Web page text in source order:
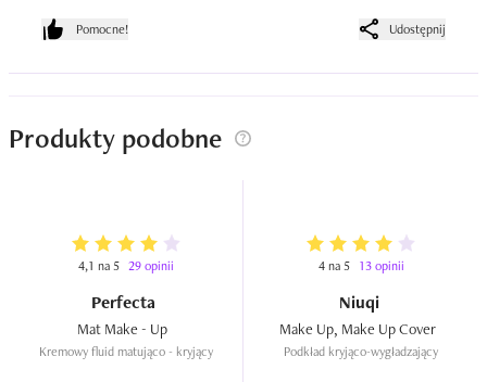
Pomocne! Udostępnij
Produkty podobne
4,1 na 5 29 opinii
Perfecta
Kremowy fluid matująco - kryjący
4 na 5 13 opinii
Niuqi
Podkład kryjąco-wygładzający